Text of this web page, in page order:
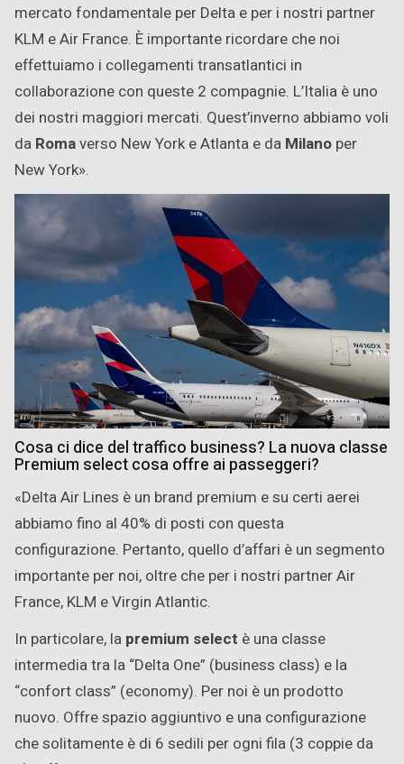
mercato fondamentale per Delta e per i nostri partner
KLM e Air France. È importante ricordare che noi
effettuiamo i collegamenti transatlantici in
collaborazione con queste 2 compagnie. L’Italia è uno
dei nostri maggiori mercati. Quest’inverno abbiamo voli
da Romaverso New York e Atlanta e da Milano per
New York».
Cosa ci dice del traffico business? La nuova classe
Premium select cosa offre ai passeggeri?
«Delta Air Lines è un brand premium e su certi aerei
abbiamo fino al 40% di posti con questa
configurazione. Pertanto, quello d’affari è un segmento
importante per noi, oltre che per i nostri partner Air
France, KLM e Virgin Atlantic.
In particolare, la premium select è una classe
intermedia tra la “Delta One” (business class) e la
“confort class” (economy). Per noi è un prodotto
nuovo. Offre spazio aggiuntivo e una configurazione
che solitamente è di 6 sedili per ogni fila (3 coppie da